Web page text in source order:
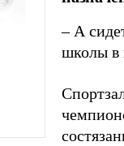
– А
школы в